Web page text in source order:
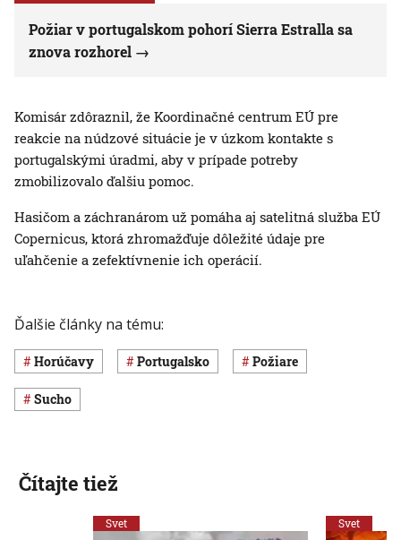
Požiar v portugalskom pohorí Sierra Estralla sa
znova rozhorel
Komisár zdôraznil, že Koordinačné centrum EÚ pre
reakcie na núdzové situácie je v úzkom kontakte s
portugalskými úradmi, aby v prípade potreby
zmobilizovalo ďalšiu pomoc.
Hasičom a záchranárom už pomáha aj satelitná služba EÚ
Copernicus, ktorá zhromažďuje dôležité údaje pre
uľahčenie a zefektívnenie ich operácií.
Ďalšie články na tému:
horúčavy Portugalsko požiare
sucho
Čítajte tiež
Svet Svet